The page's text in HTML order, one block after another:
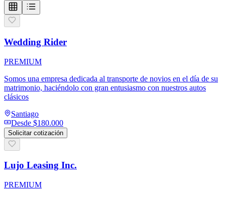
Wedding Rider
PREMIUM
Somos una empresa dedicada al transporte de novios en el día de su
matrimonio, haciéndolo con gran entusiasmo con nuestros autos
clásicos
Santiago
Desde $180.000
Solicitar cotización
Lujo Leasing Inc.
PREMIUM